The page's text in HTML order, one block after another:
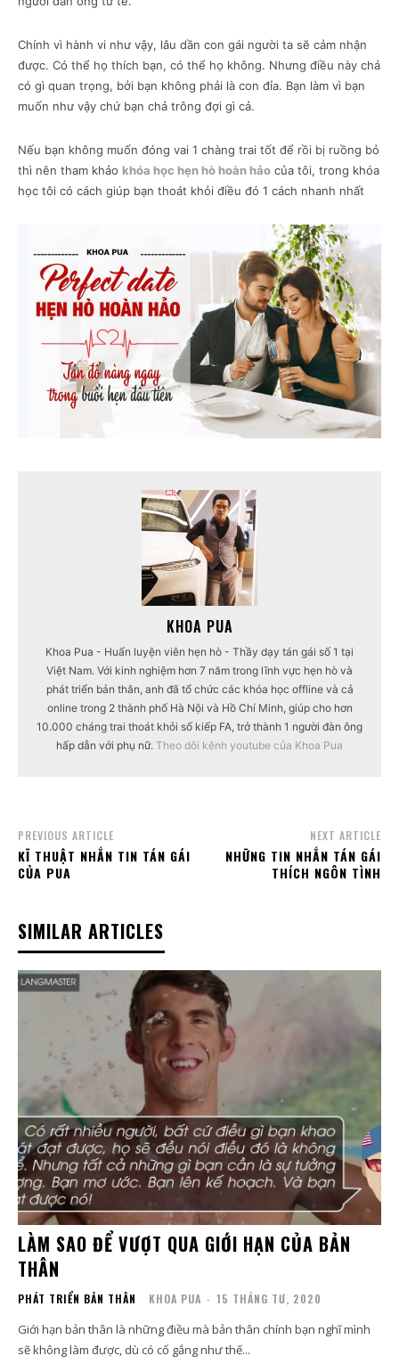
Chính vì hành vi như vậy, lâu dần con gái người ta sẽ cảm nhận
được. Có thể họ thích bạn, có thể họ không. Nhưng điều này chả
có gì quan trọng, bởi bạn không phải là con đỉa. Bạn làm vì bạn
muốn như vậy chứ bạn chả trông đợi gì cả.
Nếu bạn không muốn đóng vai 1 chàng trai tốt để rồi bị ruồng bỏ
thì nên tham khảo khóa học hẹn hò hoàn hảo của tôi, trong khóa
học tôi có cách giúp bạn thoát khỏi điều đó 1 cách nhanh nhất
KHOA PUA
Khoa Pua - Huấn luyện viên hẹn hò - Thầy dạy tán gái số 1 tại
Việt Nam. Với kinh nghiệm hơn 7 năm trong lĩnh vực hẹn hò và
phát triển bản thân, anh đã tổ chức các khóa học offline và cả
online trong 2 thành phố Hà Nội và Hồ Chí Minh, giúp cho hơn
10.000 cháng trai thoát khỏi số kiếp FA, trở thành 1 người đàn ông
hấp dẫn với phụ nữ. Theo dõi kênh youtube của Khoa Pua
PREVIOUS ARTICLE
KĨ THUẬT NHẮN TIN TÁN GÁI
CỦA PUA
NEXT ARTICLE
NHỮNG TIN NHẮN TÁN GÁI
THÍCH NGÔN TÌNH
SIMILAR ARTICLES
LÀM SAO ĐỂ VƯỢT QUA GIỚI HẠN CỦA BẢN
THÂN
PHÁT TRIỂN BẢN THÂN KHOA PUA - 15 THÁNG TƯ, 2020
Giới hạn bản thân là những điều mà bản thân chính bạn nghĩ mình
sẽ không làm được, dù có cố gắng như thế...